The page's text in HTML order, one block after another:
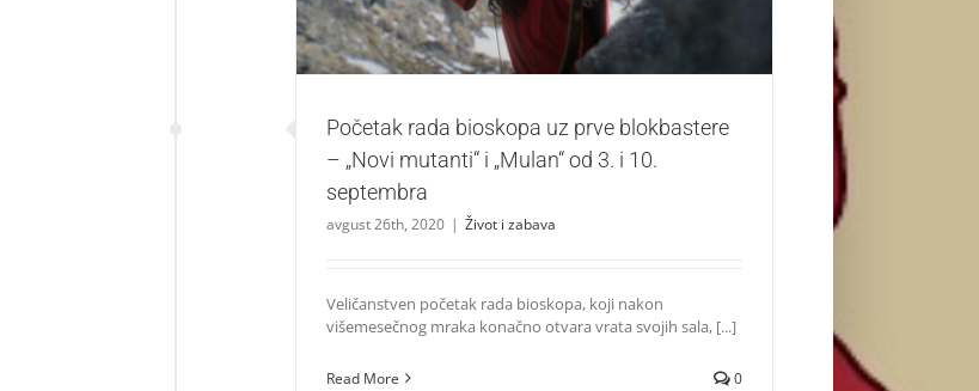
Početak rada bioskopa uz prve blokbastere
– „Novi mutanti“ i „Mulan“ od 3. i 10.
septembra
avgust 26th, 2020 | Život i zabava
Veličanstven početak rada bioskopa, koji nakon
višemesečnog mraka konačno otvara vrata svojih sala, [...]
Read More 0